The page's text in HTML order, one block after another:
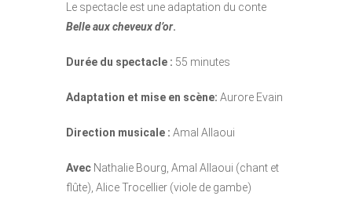
Le spectacle est une adaptation du conte
Belle aux cheveux d’or.
Durée du spectacle : 55 minutes
Adaptation et mise en scène: Aurore Evain
Direction musicale : Amal Allaoui
Avec Nathalie Bourg, Amal Allaoui (chant et
flûte), Alice Trocellier (viole de gambe)